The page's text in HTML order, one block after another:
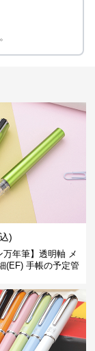
)
万年筆】透明軸 メ
(EF) 手帳の予定管